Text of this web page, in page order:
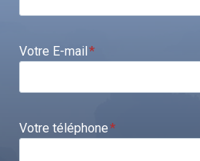
Votre E-mail*
Votre téléphone*